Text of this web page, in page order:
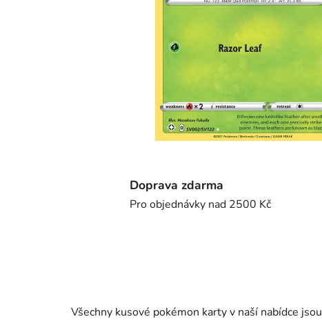
Doprava zdarma
Pro objednávky nad 2500 Kč
Všechny kusové pokémon karty v naší nabídce